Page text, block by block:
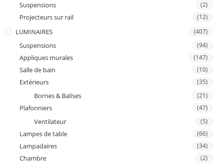
Suspensions (2)
Projecteurs sur rail (12)
LUMINAIRES (407)
Suspensions (94)
Appliques murales (147)
Salle de bain (10)
Extérieurs (35)
Bornes & Balises (21)
Plafonniers (47)
Ventilateur (5)
Lampes de table (66)
Lampadaires (34)
Chambre (2)